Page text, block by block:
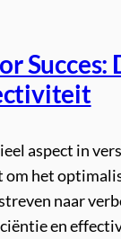
Succes:
aspect in
om het
naar
en